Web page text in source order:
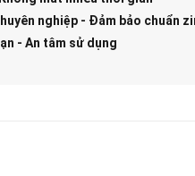
nghiệp - Đảm bảo chuẩn
- An tâm sử dụng